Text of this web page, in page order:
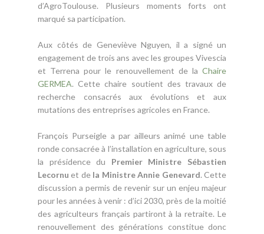
d’AgroToulouse. Plusieurs moments forts ont
marqué sa participation.
Aux côtés de Geneviève Nguyen, il a signé un
engagement de trois ans avec les groupes Vivescia
et Terrena pour le renouvellement de la Chaire
GERMEA. Cette chaire soutient des travaux de
recherche consacrés aux évolutions et aux
mutations des entreprises agricoles en France.
François Purseigle a par ailleurs animé une table
ronde consacrée à l’installation en agriculture, sous
la présidence du Premier Ministre Sébastien
Lecornu et de la Ministre Annie Genevard. Cette
discussion a permis de revenir sur un enjeu majeur
pour les années à venir : d’ici 2030, près de la moitié
des agriculteurs français partiront à la retraite. Le
renouvellement des générations constitue donc